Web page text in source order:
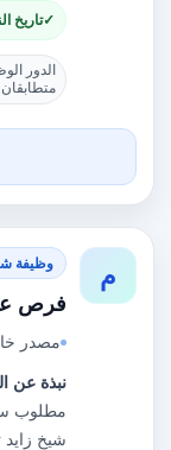
تاريخ
الدور
م وظيفة
فرص
مصدر
نبذة عن
مطلوب
شيخ